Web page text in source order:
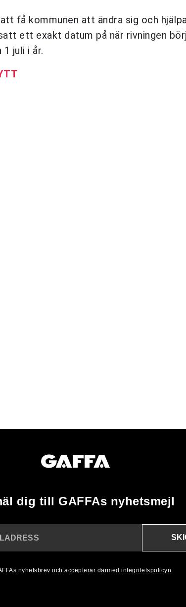
få kommunen att ändra sig och
ett exakt datum på när rivningen
juli i år.
dig till GAFFAs nyhetsmejl
nyhetsbrev och accepterar därmed integritetspolicyn